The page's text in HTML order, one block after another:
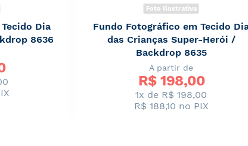
Dia
8636
Foto Ilustrativa
Fundo Fotográfico em Tecido
das Crianças Super-Herói /
Backdrop 8635
A partir de
R$ 198,00
1x de R$ 198,00
R$ 188,10 no PIX